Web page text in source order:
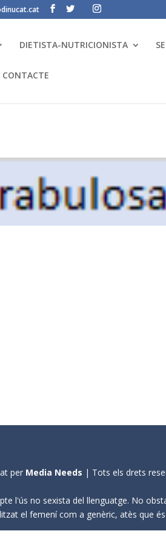
DIETISTA-NUTRICIONISTA
CONTACTE
per Media Needs | Tots els drets
l'ús no sexista del llenguatge. No
el femení com a genèric, atès que